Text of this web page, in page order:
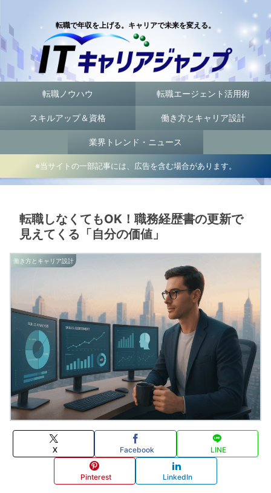
転職で年収を上げる。キャリアで未来を変える。
転職ノウハウ 転職エージェント活用術
スキルアップ＆資格 働き方とキャリア設計
業界トレンド・ニュース
※当サイトの一部記事には、広告を含む場合があります。
転職しなくてもOK！職務経歴書の更新で
見えてくる「自分の価値」
働き方とキャリア設計
X Facebook LINE
Pinterest LinkedIn